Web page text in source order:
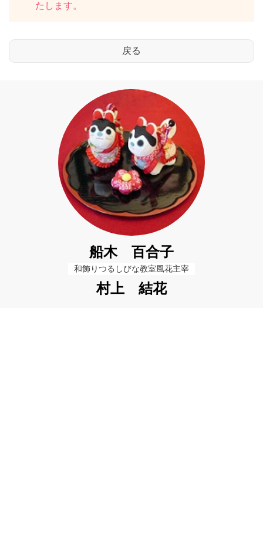
たします。
船木 百合子
和飾りつるしびな教室風花主宰
村上 結花